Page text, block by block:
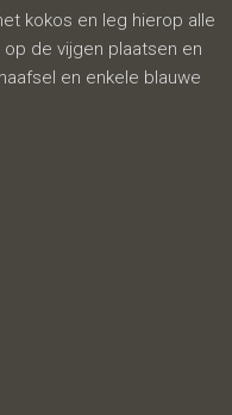
kokos en leg hierop alle
de vijgen plaatsen en
en enkele blauwe